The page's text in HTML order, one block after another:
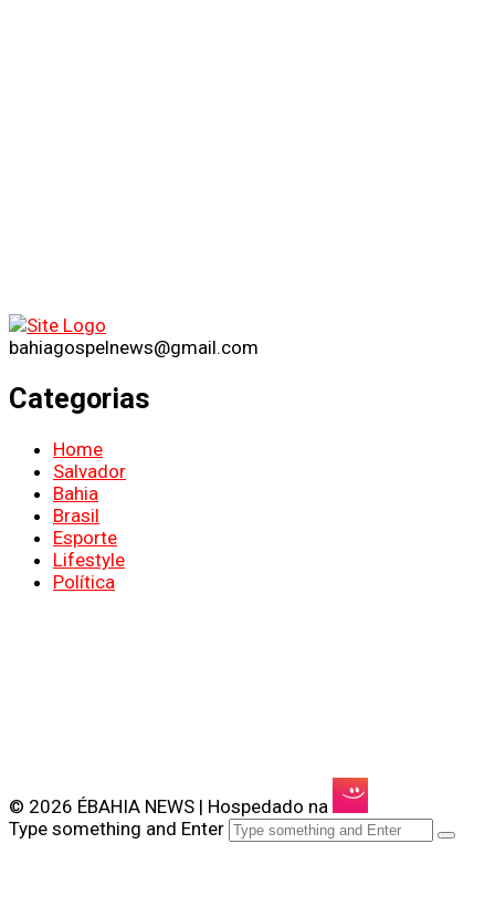
bahiagospelnews@gmail.com
Categorias
Home
Salvador
Bahia
Brasil
Esporte
Lifestyle
Política
© 2026 ÉBAHIA NEWS | Hospedado na
Type something and Enter